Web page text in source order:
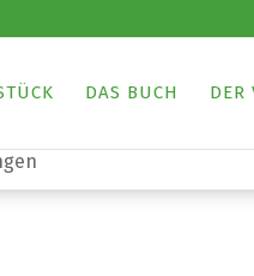
DAS BUCH DER